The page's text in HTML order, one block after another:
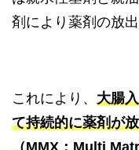
剤により薬剤の放
これにより、 大腸
て持続的に薬剤が